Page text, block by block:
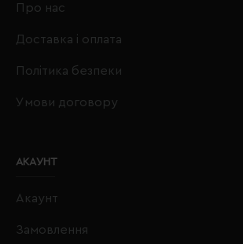
Про нас
Доставка і оплата
Політика безпеки
Умови договору
АКАУНТ
Акаунт
Замовлення